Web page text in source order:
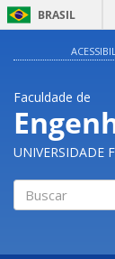
BRASIL
Faculdade de
UNIVERSIDADE